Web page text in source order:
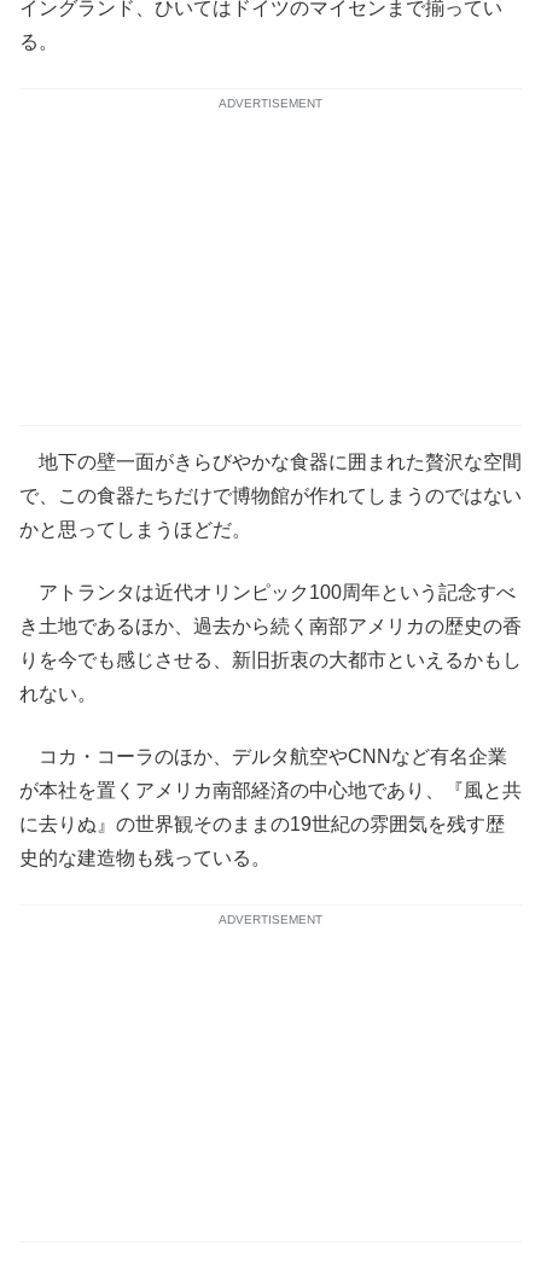
イングランド、ひいてはドイツのマイセンまで揃ってい
る。
ADVERTISEMENT
地下の壁一面がきらびやかな食器に囲まれた贅沢な空間
で、この食器たちだけで博物館が作れてしまうのではない
かと思ってしまうほどだ。
アトランタは近代オリンピック100周年という記念すべ
き土地であるほか、過去から続く南部アメリカの歴史の香
りを今でも感じさせる、新旧折衷の大都市といえるかもし
れない。
コカ・コーラのほか、デルタ航空やCNNなど有名企業
が本社を置くアメリカ南部経済の中心地であり、『風と共
に去りぬ』の世界観そのままの19世紀の雰囲気を残す歴
史的な建造物も残っている。
ADVERTISEMENT